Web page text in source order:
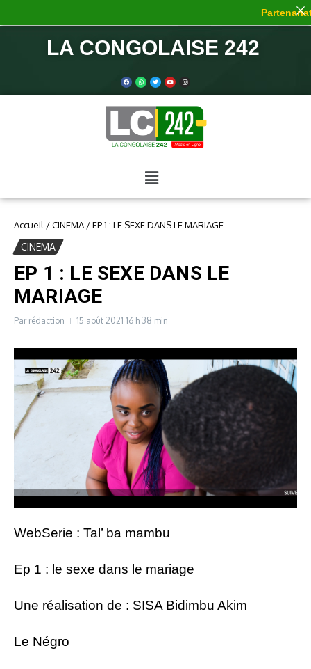
LA CONGOLAISE 242
Accueil /CINEMA /EP 1 : LE SEXE DANS LE MARIAGE
CINEMA
EP 1 : LE SEXE DANS LE
MARIAGE
Par rédaction 15 août 2021 16 h 38 min
WebSerie : Tal’ ba mambu
Ep 1 : le sexe dans le mariage
Une réalisation de : SISA Bidimbu Akim
Le Négro
Partenariat